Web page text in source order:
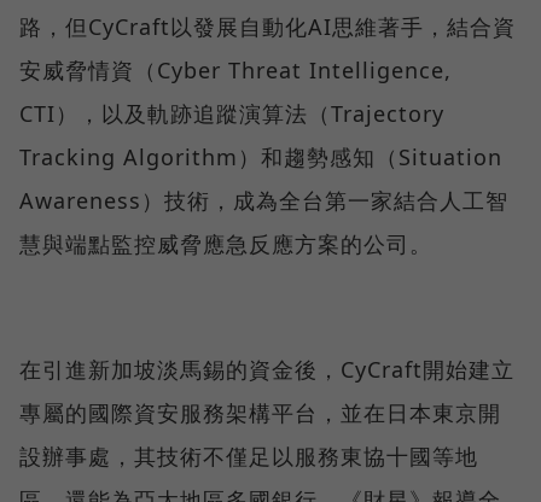
路，但CyCraft以發展自動化AI思維著手，結合資
安威脅情資（Cyber Threat Intelligence,
CTI），以及軌跡追蹤演算法（Trajectory
Tracking Algorithm）和趨勢感知（Situation
Awareness）技術，成為全台第一家結合人工智
慧與端點監控威脅應急反應方案的公司。
在引進新加坡淡馬錫的資金後，CyCraft開始建立
專屬的國際資安服務架構平台，並在日本東京開
設辦事處，其技術不僅足以服務東協十國等地